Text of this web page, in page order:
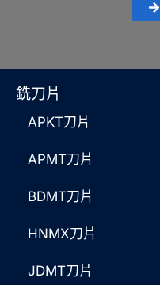
銑刀片
APKT刀片
APMT刀片
BDMT刀片
HNMX刀片
JDMT刀片